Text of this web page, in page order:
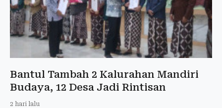
Bantul Tambah 2 Kalurahan Mandiri
Budaya, 12 Desa Jadi Rintisan
2 hari lalu